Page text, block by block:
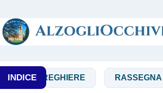
INDICE RASSEGNA